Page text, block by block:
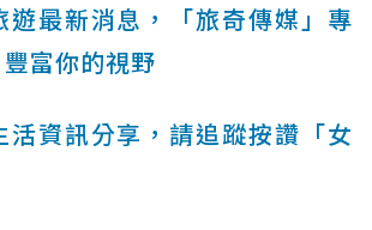
遊最新消息，「旅奇傳媒」專
富你的視野
活資訊分享，請追蹤按讚「女